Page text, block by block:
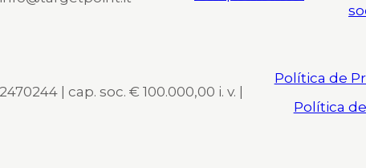
| cap. soc. € 100.000,00 i. v. |
Política de
Política